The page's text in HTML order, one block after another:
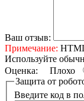
Ваш отзыв:
Примечание:
Используйте
Оценка: Плохо
Защита от
Введите код в